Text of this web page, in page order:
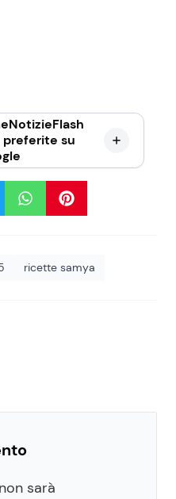
su
ricette samya
sarà